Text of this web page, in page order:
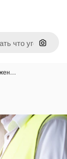
Поиск